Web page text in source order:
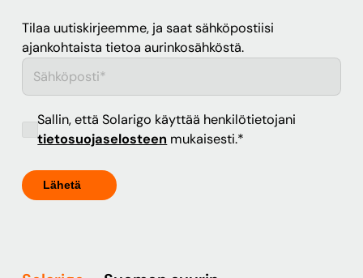
Tilaa uutiskirjeemme, ja saat sähköpostiisi
ajankohtaista tietoa aurinkosähköstä.
Sallin, että Solarigo käyttää henkilötietojani
tietosuojaselosteen mukaisesti.*